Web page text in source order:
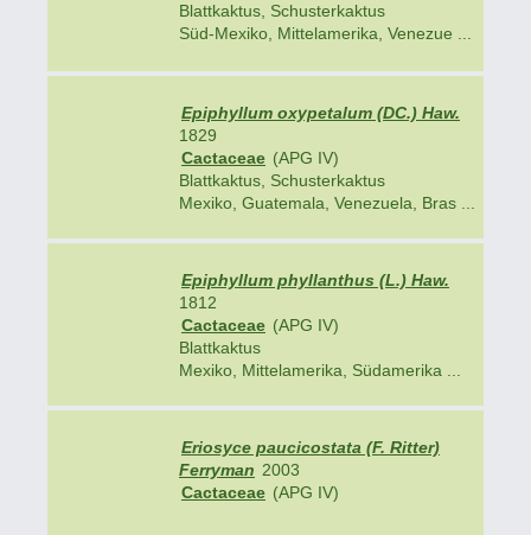
Blattkaktus, Schusterkaktus
Süd-Mexiko, Mittelamerika, Venezue ...
Epiphyllum oxypetalum (DC.) Haw.
1829
Cactaceae (APG IV)
Blattkaktus, Schusterkaktus
Mexiko, Guatemala, Venezuela, Bras ...
Epiphyllum phyllanthus (L.) Haw.
1812
Cactaceae (APG IV)
Blattkaktus
Mexiko, Mittelamerika, Südamerika ...
Eriosyce paucicostata (F. Ritter)
Ferryman 2003
Cactaceae (APG IV)